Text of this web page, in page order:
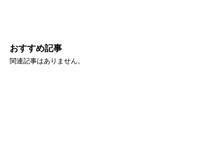
おすすめ記事
関連記事はありません。